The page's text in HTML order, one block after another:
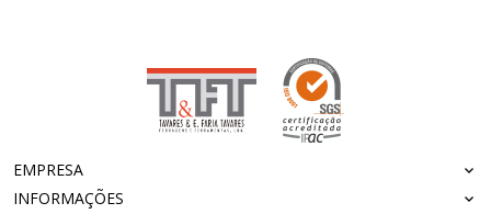
EMPRESA
INFORMAÇÕES